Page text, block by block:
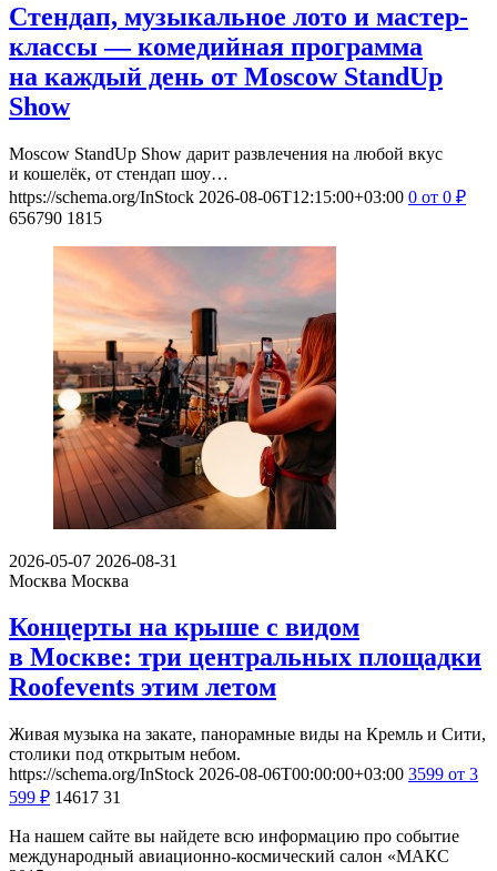
Стендап, музыкальное лото и мастер-
классы — комедийная программа
на каждый день от Moscow StandUp
Show
Moscow StandUp Show дарит развлечения на любой вкус
и кошелёк, от стендап шоу…
https://schema.org/InStock 2026-08-06T12:15:00+03:00 0 от 0 ₽
656790 1815
2026-05-07 2026-08-31
Москва Москва
Концерты на крыше с видом
в Москве: три центральных площадки
Roofevents этим летом
Живая музыка на закате, панорамные виды на Кремль и Сити,
столики под открытым небом.
https://schema.org/InStock 2026-08-06T00:00:00+03:00 3599 от 3
599 ₽ 14617 31
На нашем сайте вы найдете всю информацию про событие
международный авиационно-космический салон «МАКС